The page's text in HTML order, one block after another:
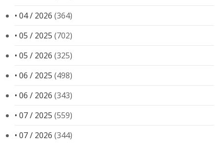
• 04 / 2026 (364)
• 05 / 2025 (702)
• 05 / 2026 (325)
• 06 / 2025 (498)
• 06 / 2026 (343)
• 07 / 2025 (559)
• 07 / 2026 (344)